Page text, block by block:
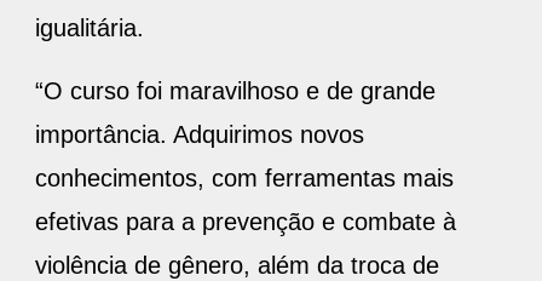
igualitária.
“O curso foi maravilhoso e de grande
importância. Adquirimos novos
conhecimentos, com ferramentas mais
efetivas para a prevenção e combate à
violência de gênero, além da troca de